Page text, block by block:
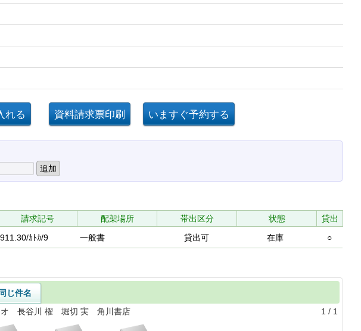
請求記号 配架場所 帯出区分 状態
貸出
911.30/ｶﾄｶ/9 一般書 貸出可 在庫 ○
同じ件名
長谷川 櫂 堀切 実 角川書店
1 / 1